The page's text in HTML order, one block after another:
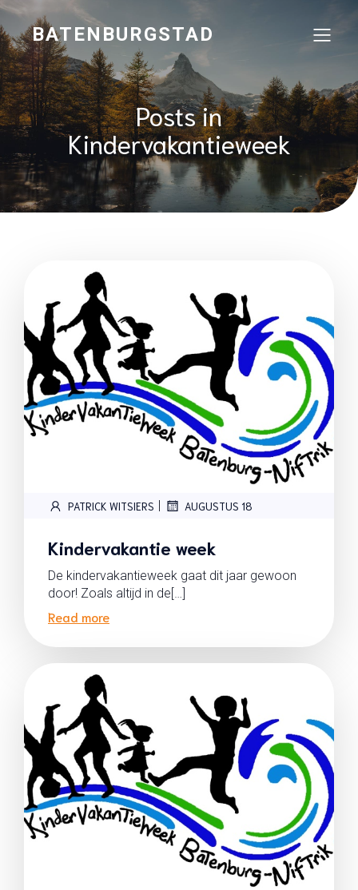
BATENBURGSTAD
Posts in
Kindervakantieweek
PATRICK WITSIERS | AUGUSTUS 18
Kindervakantie week
De kindervakantieweek gaat dit jaar gewoon
door! Zoals altijd in de[…]
Read more